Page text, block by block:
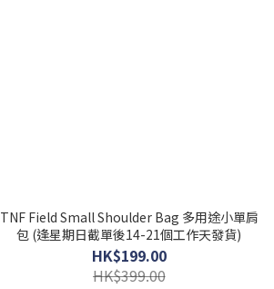
TNF Field Small Shoulder Bag 多用途小單肩
包 (逢星期日截單後14-21個工作天發貨)
HK$199.00
HK$399.00